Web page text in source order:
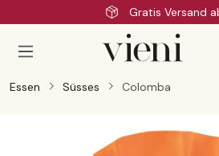
Zum Hauptinhalt springenGratis Versand
Essen Süsses Colomba
Bildergalerie überspringen